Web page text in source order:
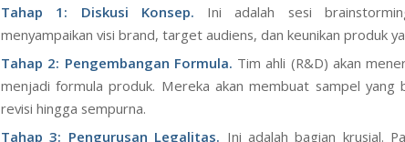
Tahap 1: Diskusi Konsep. Ini adalah sesi
menyampaikan visi brand, target audiens, dan keunikan produk
Tahap 2: Pengembangan Formula. Tim ahli (R&D) akan
menjadi formula produk. Mereka akan membuat sampel yang
revisi hingga sempurna.
Tahap 3: Pengurusan Legalitas. Ini adalah bagian krusial.